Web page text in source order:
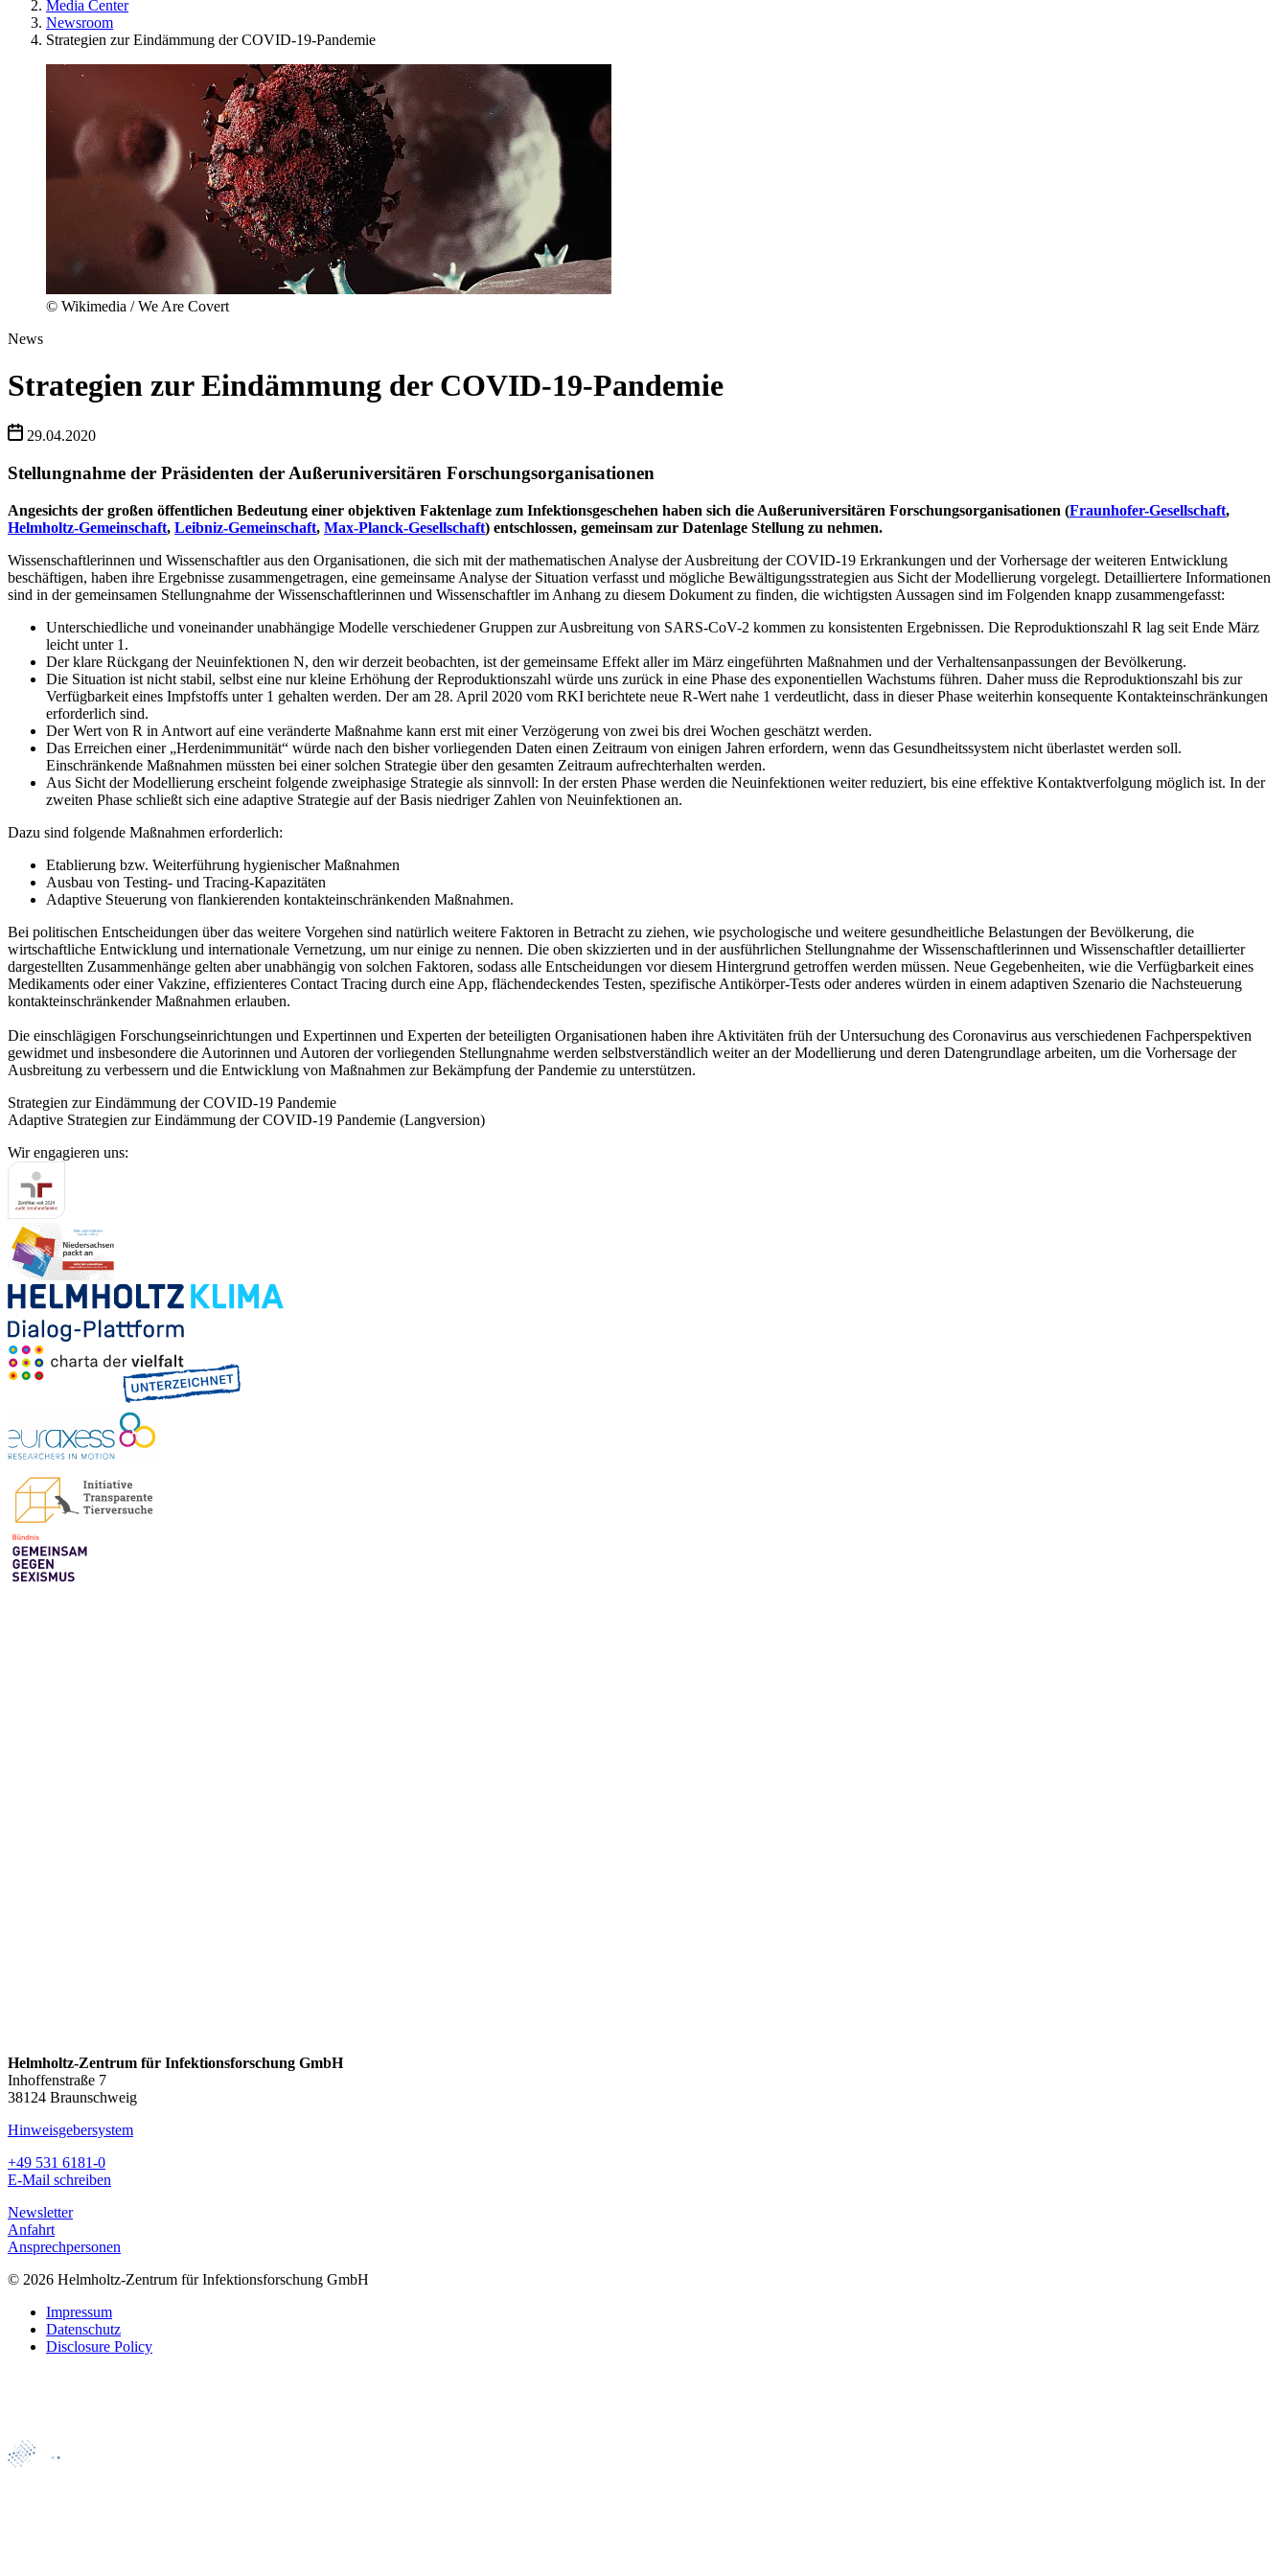
Media Center
Newsroom
Strategien zur Eindämmung der COVID-19-Pandemie
© Wikimedia / We Are Covert
News
Strategien zur Eindämmung der COVID-19-Pandemie
29.04.2020
Stellungnahme der Präsidenten der Außeruniversitären Forschungsorganisationen
Angesichts der großen öffentlichen Bedeutung einer objektiven Faktenlage zum Infektionsgeschehen haben sich die Außeruniversitären Forschungsorganisationen (Fraunhofer-Gesellschaft,
Helmholtz-Gemeinschaft, Leibniz-Gemeinschaft, Max-Planck-Gesellschaft) entschlossen, gemeinsam zur Datenlage Stellung zu nehmen.
Wissenschaftlerinnen und Wissenschaftler aus den Organisationen, die sich mit der mathematischen Analyse der Ausbreitung der COVID-19 Erkrankungen und der Vorhersage der weiteren Entwicklung
beschäftigen, haben ihre Ergebnisse zusammengetragen, eine gemeinsame Analyse der Situation verfasst und mögliche Bewältigungsstrategien aus Sicht der Modellierung vorgelegt. Detailliertere Informationen
sind in der gemeinsamen Stellungnahme der Wissenschaftlerinnen und Wissenschaftler im Anhang zu diesem Dokument zu finden, die wichtigsten Aussagen sind im Folgenden knapp zusammengefasst:
Unterschiedliche und voneinander unabhängige Modelle verschiedener Gruppen zur Ausbreitung von SARS-CoV-2 kommen zu konsistenten Ergebnissen. Die Reproduktionszahl R lag seit Ende März
leicht unter 1.
Der klare Rückgang der Neuinfektionen N, den wir derzeit beobachten, ist der gemeinsame Effekt aller im März eingeführten Maßnahmen und der Verhaltensanpassungen der Bevölkerung.
Die Situation ist nicht stabil, selbst eine nur kleine Erhöhung der Reproduktionszahl würde uns zurück in eine Phase des exponentiellen Wachstums führen. Daher muss die Reproduktionszahl bis zur
Verfügbarkeit eines Impfstoffs unter 1 gehalten werden. Der am 28. April 2020 vom RKI berichtete neue R-Wert nahe 1 verdeutlicht, dass in dieser Phase weiterhin konsequente Kontakteinschränkungen
erforderlich sind.
Der Wert von R in Antwort auf eine veränderte Maßnahme kann erst mit einer Verzögerung von zwei bis drei Wochen geschätzt werden.
Das Erreichen einer „Herdenimmunität“ würde nach den bisher vorliegenden Daten einen Zeitraum von einigen Jahren erfordern, wenn das Gesundheitssystem nicht überlastet werden soll.
Einschränkende Maßnahmen müssten bei einer solchen Strategie über den gesamten Zeitraum aufrechterhalten werden.
Aus Sicht der Modellierung erscheint folgende zweiphasige Strategie als sinnvoll: In der ersten Phase werden die Neuinfektionen weiter reduziert, bis eine effektive Kontaktverfolgung möglich ist. In der
zweiten Phase schließt sich eine adaptive Strategie auf der Basis niedriger Zahlen von Neuinfektionen an.
Dazu sind folgende Maßnahmen erforderlich:
Etablierung bzw. Weiterführung hygienischer Maßnahmen
Ausbau von Testing- und Tracing-Kapazitäten
Adaptive Steuerung von flankierenden kontakteinschränkenden Maßnahmen.
Bei politischen Entscheidungen über das weitere Vorgehen sind natürlich weitere Faktoren in Betracht zu ziehen, wie psychologische und weitere gesundheitliche Belastungen der Bevölkerung, die
wirtschaftliche Entwicklung und internationale Vernetzung, um nur einige zu nennen. Die oben skizzierten und in der ausführlichen Stellungnahme der Wissenschaftlerinnen und Wissenschaftler detaillierter
dargestellten Zusammenhänge gelten aber unabhängig von solchen Faktoren, sodass alle Entscheidungen vor diesem Hintergrund getroffen werden müssen. Neue Gegebenheiten, wie die Verfügbarkeit eines
Medikaments oder einer Vakzine, effizienteres Contact Tracing durch eine App, flächendeckendes Testen, spezifische Antikörper-Tests oder anderes würden in einem adaptiven Szenario die Nachsteuerung
kontakteinschränkender Maßnahmen erlauben.
Die einschlägigen Forschungseinrichtungen und Expertinnen und Experten der beteiligten Organisationen haben ihre Aktivitäten früh der Untersuchung des Coronavirus aus verschiedenen Fachperspektiven
gewidmet und insbesondere die Autorinnen und Autoren der vorliegenden Stellungnahme werden selbstverständlich weiter an der Modellierung und deren Datengrundlage arbeiten, um die Vorhersage der
Ausbreitung zu verbessern und die Entwicklung von Maßnahmen zur Bekämpfung der Pandemie zu unterstützen.
Strategien zur Eindämmung der COVID-19 Pandemie
Adaptive Strategien zur Eindämmung der COVID-19 Pandemie (Langversion)
Wir engagieren uns:
Helmholtz-Zentrum für Infektionsforschung GmbH
Inhoffenstraße 7
38124 Braunschweig
Hinweisgebersystem
+49 531 6181-0
E-Mail schreiben
Newsletter
Anfahrt
Ansprechpersonen
© 2026 Helmholtz-Zentrum für Infektionsforschung GmbH
Impressum
Datenschutz
Disclosure Policy